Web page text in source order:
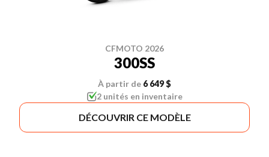
CFMOTO 2026
300SS
À partir de 6 649 $
2 unités en inventaire
DÉCOUVRIR CE MODÈLE